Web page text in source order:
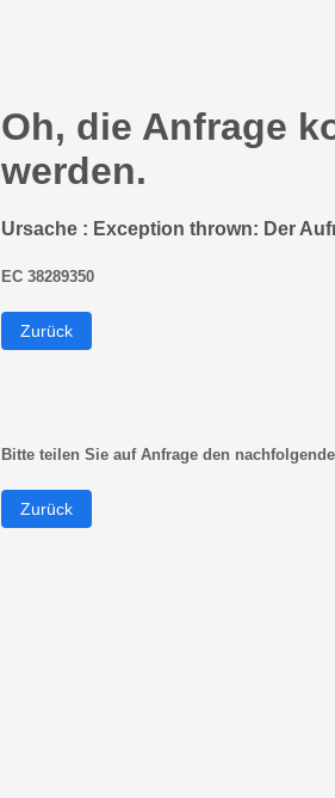
Oh, die Anfrage
werden.
Ursache : Exception thrown: Der
EC 38289350
Zurück
Bitte teilen Sie auf Anfrage den
Zurück